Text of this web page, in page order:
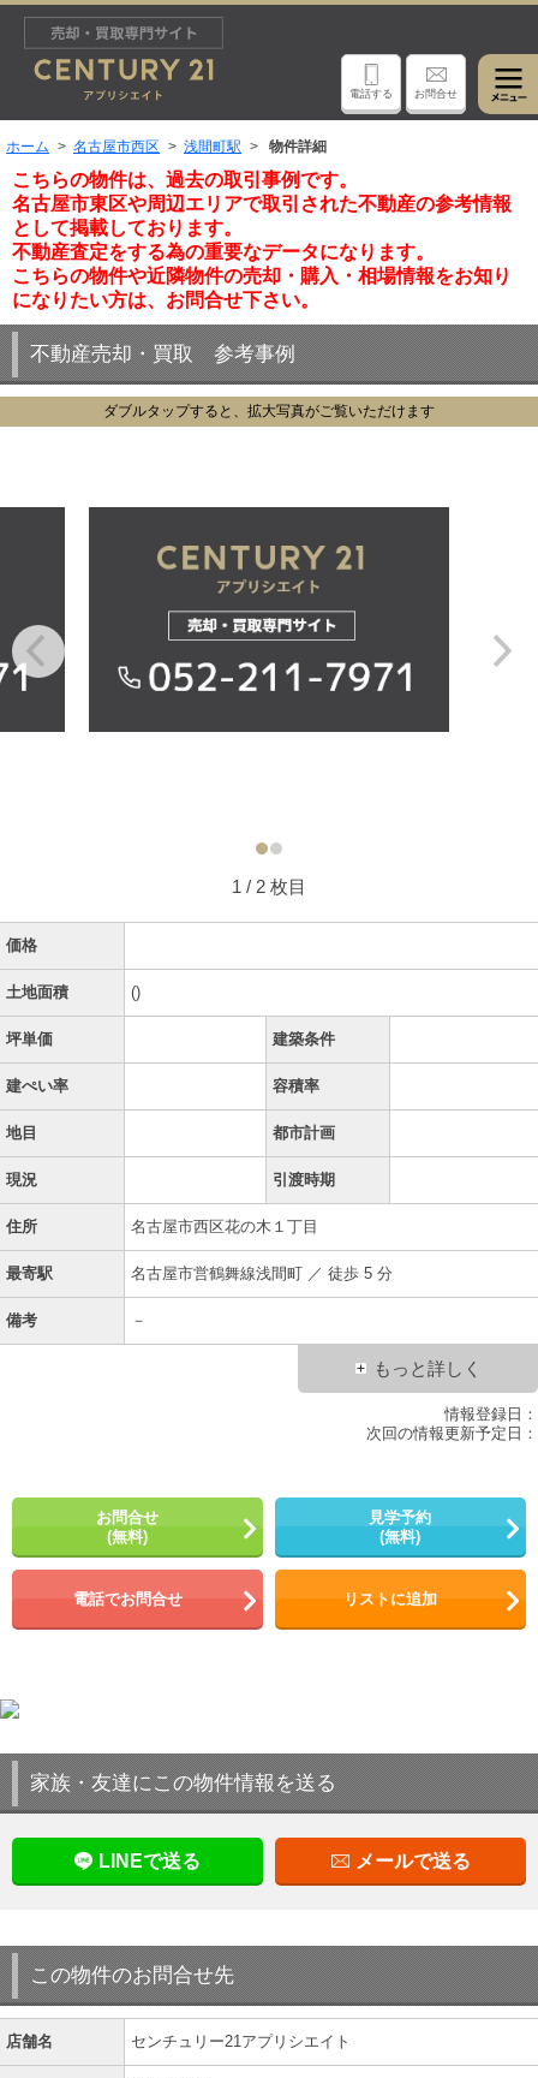
電話する お問合せ
ホーム 名古屋市西区 浅間町駅 物件詳細
こちらの物件は、過去の取引事例です。
名古屋市東区や周辺エリアで取引された不動産の参考情報
として掲載しております。
不動産査定をする為の重要なデータになります。
こちらの物件や近隣物件の売却・購入・相場情報をお知り
になりたい方は、お問合せ下さい。
不動産売却・買取 参考事例
ダブルタップすると、拡大写真がご覧いただけます
1 / 2 枚目
価格
土地面積 ()
坪単価 建築条件
建ぺい率 容積率
地目 都市計画
現況 引渡時期
住所 名古屋市西区花の木１丁目
最寄駅 名古屋市営鶴舞線浅間町 ／ 徒歩 5 分
備考 －
もっと詳しく
情報登録日：
次回の情報更新予定日：
お問合せ
(無料)
見学予約
(無料)
電話でお問合せ リストに追加
家族・友達にこの物件情報を送る
LINEで送る メールで送る
この物件のお問合せ先
店舗名 センチュリー21アプリシエイト